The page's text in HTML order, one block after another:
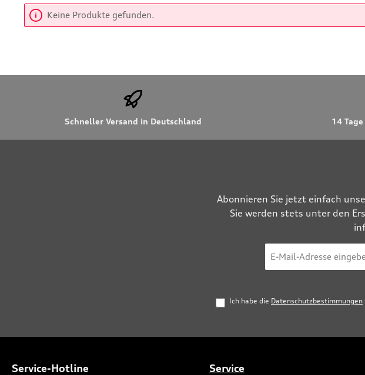
Keine Produkte gefunden.
Schneller Versand in Deutschland 14
Abonnieren Sie jetzt einfach
Sie werden stets unter den
Mail-
Ich habe die Datenschutzbestimmungen
Service-Hotline Service